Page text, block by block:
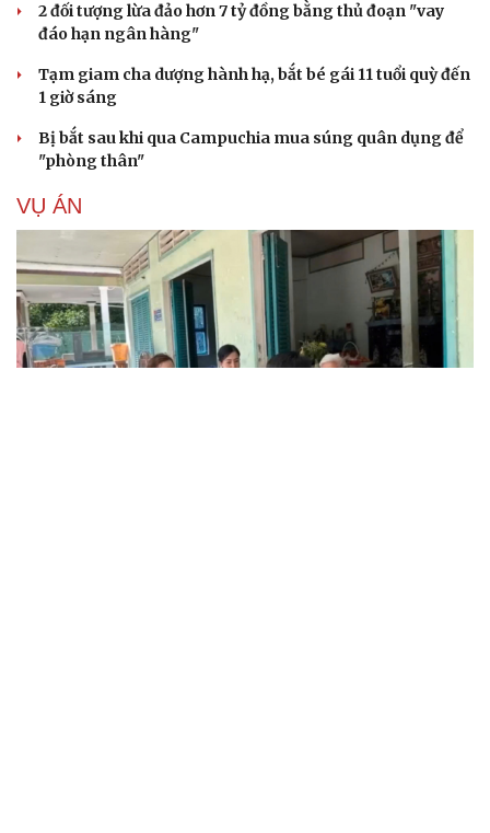
2 đối tượng lừa đảo hơn 7 tỷ đồng bằng thủ đoạn "vay
đáo hạn ngân hàng"
Tạm giam cha dượng hành hạ, bắt bé gái 11 tuổi quỳ đến
1 giờ sáng
Bị bắt sau khi qua Campuchia mua súng quân dụng để
"phòng thân"
VỤ ÁN